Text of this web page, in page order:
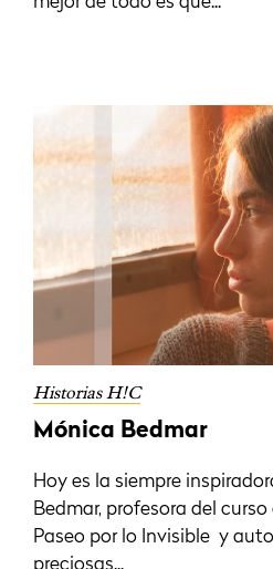
Historias H!C
Mónica Bedmar
Hoy es la siempre
Bedmar, profesora del
Paseo por lo Invisible y
preciosas...